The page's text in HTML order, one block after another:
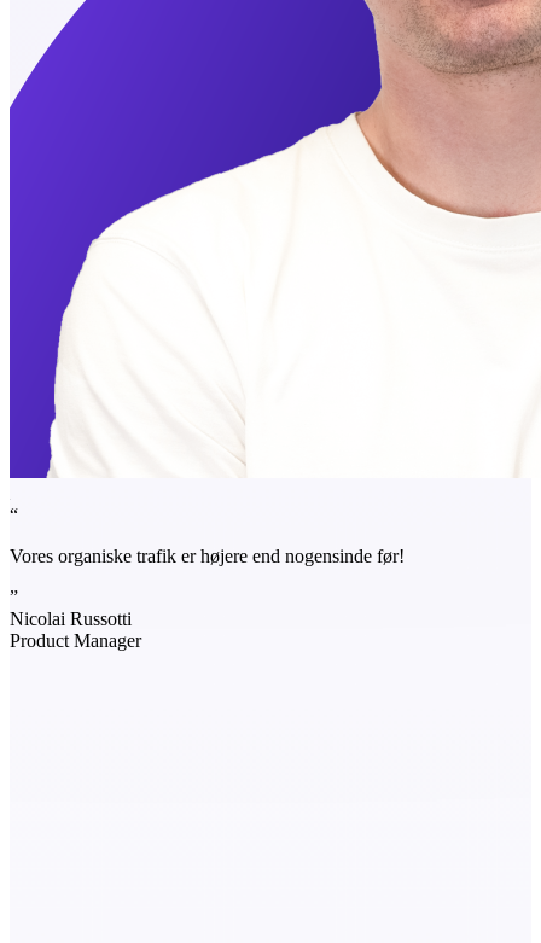
“
Vores organiske trafik er højere end nogensinde før!
”
Nicolai Russotti
Product Manager